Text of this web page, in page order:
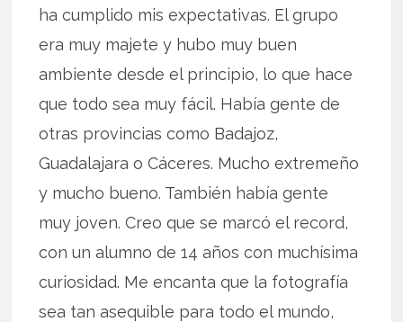
ha cumplido mis expectativas. El grupo
era muy majete y hubo muy buen
ambiente desde el principio, lo que hace
que todo sea muy fácil. Había gente de
otras provincias como Badajoz,
Guadalajara o Cáceres. Mucho extremeño
y mucho bueno. También había gente
muy joven. Creo que se marcó el record,
con un alumno de 14 años con muchísima
curiosidad. Me encanta que la fotografía
sea tan asequible para todo el mundo,